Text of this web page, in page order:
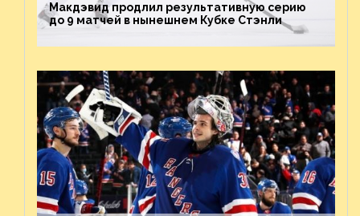
Макдэвид продлил результативную серию
до 9 матчей в нынешнем Кубке Стэнли